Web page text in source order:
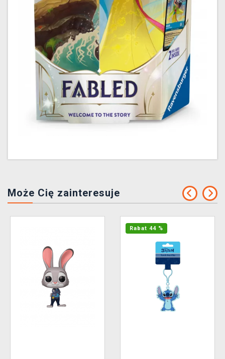
Może Cię zainteresuje
Rabat 44 %